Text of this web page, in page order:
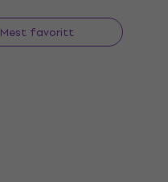
Mest favoritt